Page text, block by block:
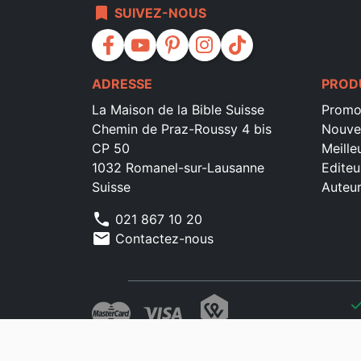
bookmark SUIVEZ-NOUS
facebook youtube pinterest instagram tiktok
ADRESSE
La Maison de la Bible Suisse
Chemin de Praz-Roussy 4 bis
CP 50
1032 Romanel-sur-Lausanne
Suisse
phone 021 867 10 20
mail Contactez-nous